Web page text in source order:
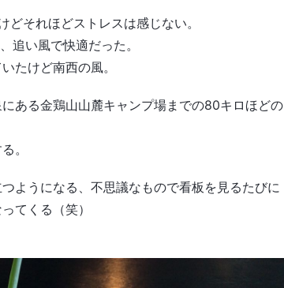
それほどストレスは感じない。
追い風で快適だった。
たけど南西の風。
ある金鶏山山麓キャンプ場までの80キロほどの
。
ようになる、不思議なもので看板を見るたびに
てくる（笑）